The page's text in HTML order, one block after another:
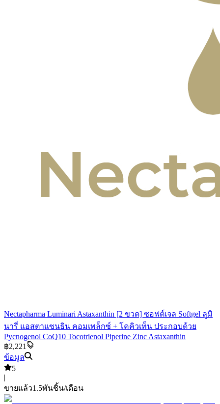
Nectapharma Luminari Astaxanthin [2 ขวด] ซอฟต์เจล Softgel ลูมิ
นารี่ แอสตาแซนธิน คอมเพล็กซ์ + โคคิวเท็น ประกอบด้วย
Pycnogenol CoQ10 Tocotrienol Piperine Zinc Astaxanthin
฿2,221
ข้อมูล
5
|
ขายแล้ว1.5พันชิ้น/เดือน